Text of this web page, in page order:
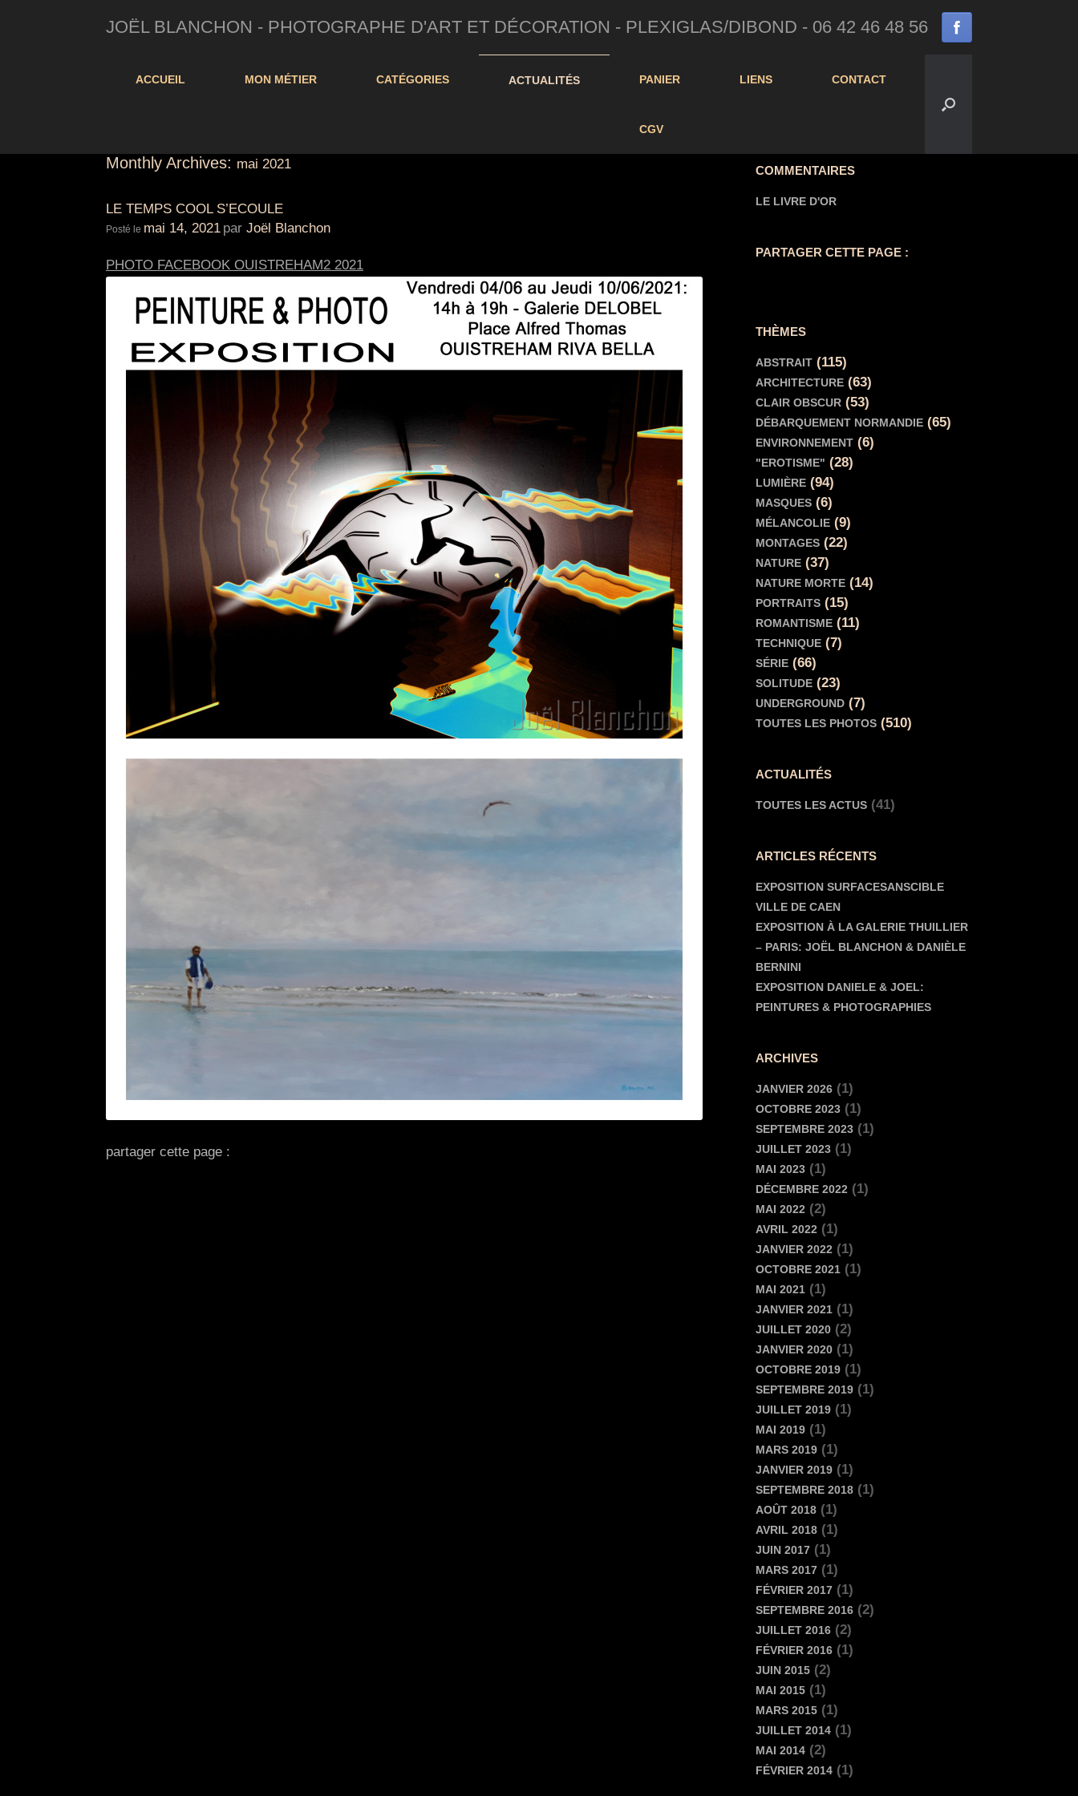
JOËL BLANCHON - PHOTOGRAPHE D'ART ET DÉCORATION - PLEXIGLAS/DIBOND - 06 42 46 48 56
ACCUEIL MON MÉTIER CATÉGORIES ACTUALITÉS PANIER LIENS CONTACT
CGV
Monthly Archives: mai 2021
LE TEMPS COOL S’ECOULE
Posté le mai 14, 2021 par Joël Blanchon
PHOTO FACEBOOK OUISTREHAM2 2021
partager cette page :
COMMENTAIRES
LE LIVRE D'OR
PARTAGER CETTE PAGE :
THÈMES
ABSTRAIT (115)
ARCHITECTURE (63)
CLAIR OBSCUR (53)
DÉBARQUEMENT NORMANDIE (65)
ENVIRONNEMENT (6)
"EROTISME" (28)
LUMIÈRE (94)
MASQUES (6)
MÉLANCOLIE (9)
MONTAGES (22)
NATURE (37)
NATURE MORTE (14)
PORTRAITS (15)
ROMANTISME (11)
TECHNIQUE (7)
SÉRIE (66)
SOLITUDE (23)
UNDERGROUND (7)
TOUTES LES PHOTOS (510)
ACTUALITÉS
TOUTES LES ACTUS (41)
ARTICLES RÉCENTS
EXPOSITION SURFACESANSCIBLE
VILLE DE CAEN
EXPOSITION À LA GALERIE THUILLIER
– PARIS: JOËL BLANCHON & DANIÈLE
BERNINI
EXPOSITION DANIELE & JOEL:
PEINTURES & PHOTOGRAPHIES
ARCHIVES
JANVIER 2026 (1)
OCTOBRE 2023 (1)
SEPTEMBRE 2023 (1)
JUILLET 2023 (1)
MAI 2023 (1)
DÉCEMBRE 2022 (1)
MAI 2022 (2)
AVRIL 2022 (1)
JANVIER 2022 (1)
OCTOBRE 2021 (1)
MAI 2021 (1)
JANVIER 2021 (1)
JUILLET 2020 (2)
JANVIER 2020 (1)
OCTOBRE 2019 (1)
SEPTEMBRE 2019 (1)
JUILLET 2019 (1)
MAI 2019 (1)
MARS 2019 (1)
JANVIER 2019 (1)
SEPTEMBRE 2018 (1)
AOÛT 2018 (1)
AVRIL 2018 (1)
JUIN 2017 (1)
MARS 2017 (1)
FÉVRIER 2017 (1)
SEPTEMBRE 2016 (2)
JUILLET 2016 (2)
FÉVRIER 2016 (1)
JUIN 2015 (2)
MAI 2015 (1)
MARS 2015 (1)
JUILLET 2014 (1)
MAI 2014 (2)
FÉVRIER 2014 (1)